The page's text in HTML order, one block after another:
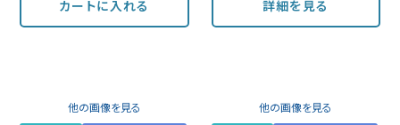
カートに入れる 詳細を見る
他の画像を見る
他の画像を見る